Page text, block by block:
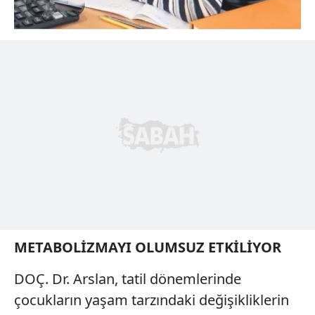
Çerezlere ilişkin tercihlerinizi aşağıda yer alan panel
hazırlanmış Aydınlatma Metnimizi okumak ve sitemizde
ilgili mevzuata uygun olarak kullanılan çerezlerle ilgili bilgi
tıklayınız .
METABOLİZMAYI OLUMSUZ ETKİLİYOR
DOÇ. Dr. Arslan, tatil dönemlerinde
çocukların yaşam tarzındaki değişikliklerin